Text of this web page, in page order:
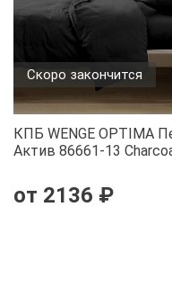
Скоро закончится
КПБ WENGE OPTIMA
Актив 86661-13
от 2136 ₽